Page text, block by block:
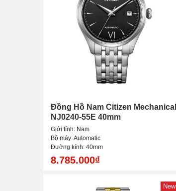
Đồng Hồ Nam Citizen Mechanical
NJ0240-55E 40mm
Giới tính: Nam
Bộ máy: Automatic
Đường kính: 40mm
8.785.000₫
New